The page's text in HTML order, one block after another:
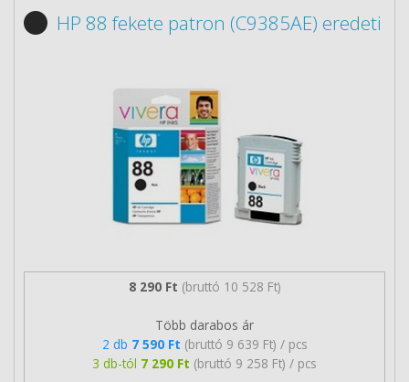
HP 88 fekete patron (C9385AE) eredeti
8 290 Ft (bruttó 10 528 Ft)
Több darabos ár
2 db 7 590 Ft (bruttó 9 639 Ft) / pcs
3 db-tól 7 290 Ft (bruttó 9 258 Ft) / pcs